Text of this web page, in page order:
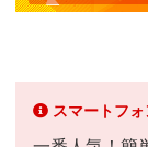
スマートフ